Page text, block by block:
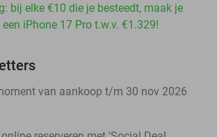
bij elke €10 die je besteedt, maak je
iPhone 17 Pro t.w.v. €1.329!
van aankoop t/m 30 nov 2026